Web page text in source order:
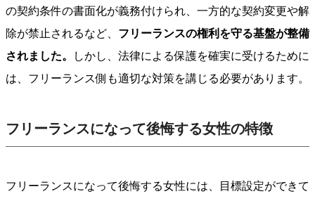
の契約条件の書面化が義務付けられ、一方的な契約変更や解
除が禁止されるなど、 フリーランスの権利を守る基盤が整備
されました。
しかし、法律による保護を確実に受けるために
は、フリーランス側も適切な対策を講じる必要があります。
フリーランスになって後悔する女性の特徴
フリーランスになって後悔する女性には、目標設定ができて